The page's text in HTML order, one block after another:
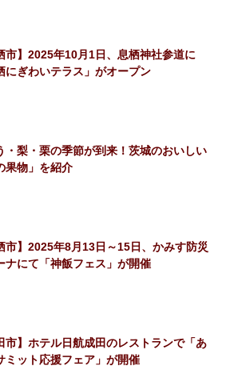
市】2025年10月1日、息栖神社参道に
にぎわいテラス」がオープン
・梨・栗の季節が到来！茨城のおいしい
果物」を紹介
市】2025年8月13日～15日、かみす防災
ナにて「神飯フェス」が開催
市】ホテル日航成田のレストランで「あ
ミット応援フェア」が開催